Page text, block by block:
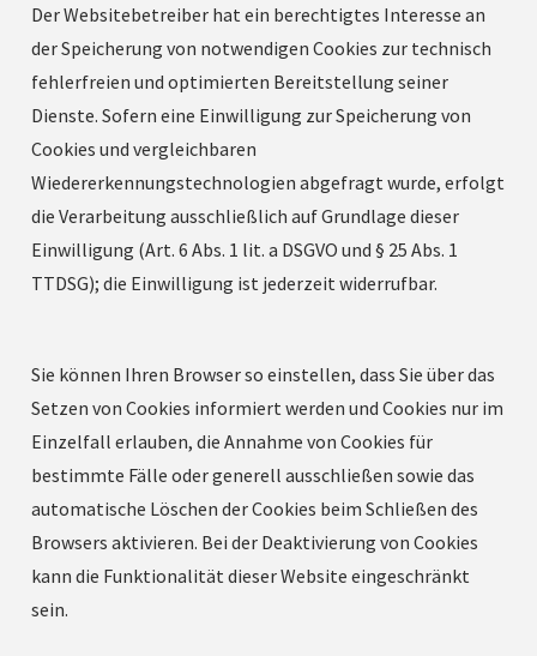
Der Websitebetreiber hat ein berechtigtes Interesse an
der Speicherung von notwendigen Cookies zur technisch
fehlerfreien und optimierten Bereitstellung seiner
Dienste. Sofern eine Einwilligung zur Speicherung von
Cookies und vergleichbaren
Wiedererkennungstechnologien abgefragt wurde, erfolgt
die Verarbeitung ausschließlich auf Grundlage dieser
Einwilligung (Art. 6 Abs. 1 lit. a DSGVO und § 25 Abs. 1
TTDSG); die Einwilligung ist jederzeit widerrufbar.
Sie können Ihren Browser so einstellen, dass Sie über das
Setzen von Cookies informiert werden und Cookies nur im
Einzelfall erlauben, die Annahme von Cookies für
bestimmte Fälle oder generell ausschließen sowie das
automatische Löschen der Cookies beim Schließen des
Browsers aktivieren. Bei der Deaktivierung von Cookies
kann die Funktionalität dieser Website eingeschränkt
sein.